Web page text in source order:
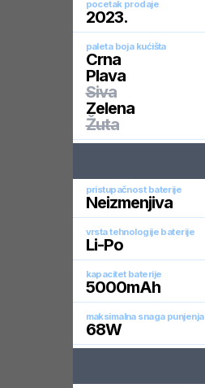
pocetak prodaje
2023.
paleta boja kućišta
Crna
Plava
Siva
Zelena
Žuta
pristupačnost baterije
Neizmenjiva
vrsta tehnologije baterije
Li-Po
kapacitet baterije
5000mAh
maksimalna snaga punjenja
68W